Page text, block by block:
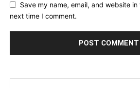
Save my name, email, and website
next time I comment.